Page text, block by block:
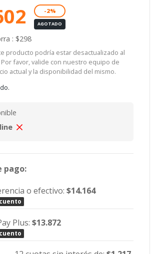
-2%
AGOTADO
: $298
producto podría estar desactualizado al
favor, valide con nuestro equipo de
actual y la disponibilidad del mismo.
pago:
o efectivo:$14.164
Plus:$13.872